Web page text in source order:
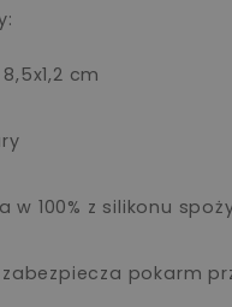
cm
w 100% z silikonu
zabezpiecza pokarm